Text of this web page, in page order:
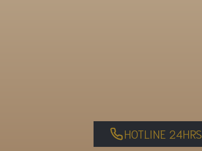
HOTLINE 24HRS.